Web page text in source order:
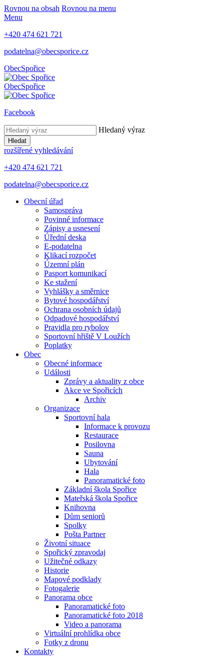
Rovnou na obsah Rovnou na menu
Menu
+420 474 621 721
podatelna@obecsporice.cz
ObecSpořice
ObecSpořice
Facebook
Hledaný výraz
Hledat
rozšířené vyhledávání
+420 474 621 721
podatelna@obecsporice.cz
Obecní úřad
Samospráva
Povinné informace
Zápisy a usnesení
Úřední deska
E-podatelna
Klikací rozpočet
Územní plán
Pasport komunikací
Ke stažení
Vyhlášky a směrnice
Bytové hospodářství
Ochrana osobních údajů
Odpadové hospodářství
Pravidla pro rybolov
Sportovní hřiště V Loužích
Poplatky
Obec
Obecné informace
Události
Zprávy a aktuality z obce
Akce ve Spořicích
Archiv
Organizace
Sportovní hala
Informace k provozu
Restaurace
Posilovna
Sauna
Ubytování
Hala
Panoramatické foto
Základní škola Spořice
Mateřská škola Spořice
Knihovna
Dům seniorů
Spolky
Pošta Partner
Životní situace
Spořický zpravodaj
Užitečné odkazy
Historie
Mapové podklady
Fotogalerie
Panorama obce
Panoramatické foto
Panoramatické foto 2018
Video a panorama
Virtuální prohlídka obce
Fotky z dronu
Kontakty